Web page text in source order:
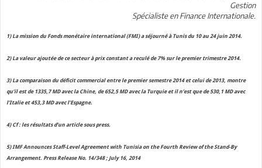
Gestion
Spécialiste en Finance Internationale.
1) La mission du Fonds monétaire international (FMI) a séjourné à Tunis du 10 au 24 juin 2014.
2) La valeur ajoutée de ce secteur à prix constant a reculé de 7% sur le premier trimestre 2014.
3) La comparaison du déficit commercial entre le premier semestre 2014 et celui de 2013, montre
qu’il est de 1335,7 MD avec la Chine, de 652,5 MD avec la Turquie et il n’est que de 530,1 MD avec
l’Italie et 453,3 MD avec l’Espagne.
4) Cf : les résultats d’un article sous press.
5) IMF Announces Staff-Level Agreement with Tunisia on the Fourth Review of the Stand-By
Arrangement. Press Release No. 14/348 ; July 16, 2014